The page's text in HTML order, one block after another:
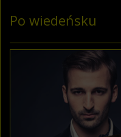
Po wiedeńsku